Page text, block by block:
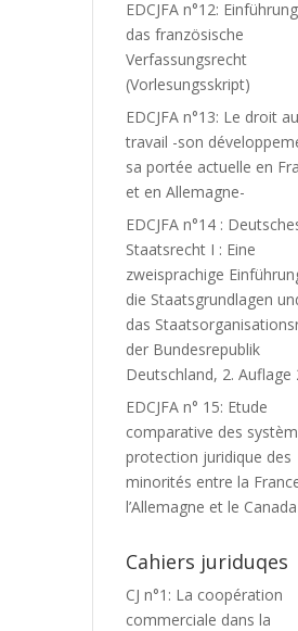
EDCJFA n°12:
das französische
Verfassungsrecht
(Vorlesungsskript)
EDCJFA n°13: Le droit au
travail -son
sa portée actuelle en
et en Allemagne-
EDCJFA n°14 :
Staatsrecht I : Eine
zweisprachige
die Staatsgrundlagen
das
der Bundesrepublik
Deutschland, 2. Auflage
EDCJFA n° 15: Etude
comparative des
protection juridique des
minorités entre la
l’Allemagne et le Canada
Cahiers juriduqes
CJ n°1: La coopération
commerciale dans la